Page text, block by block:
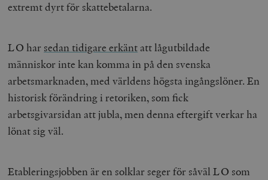
extremt dyrt för skattebetalarna.
LO har sedan tidigare erkänt att lågutbildade
människor inte kan komma in på den svenska
arbetsmarknaden, med världens högsta ingångslöner. En
historisk förändring i retoriken, som fick
arbetsgivarsidan att jubla, men denna eftergift verkar ha
lönat sig väl.
Etableringsjobben är en solklar seger för såväl LO som